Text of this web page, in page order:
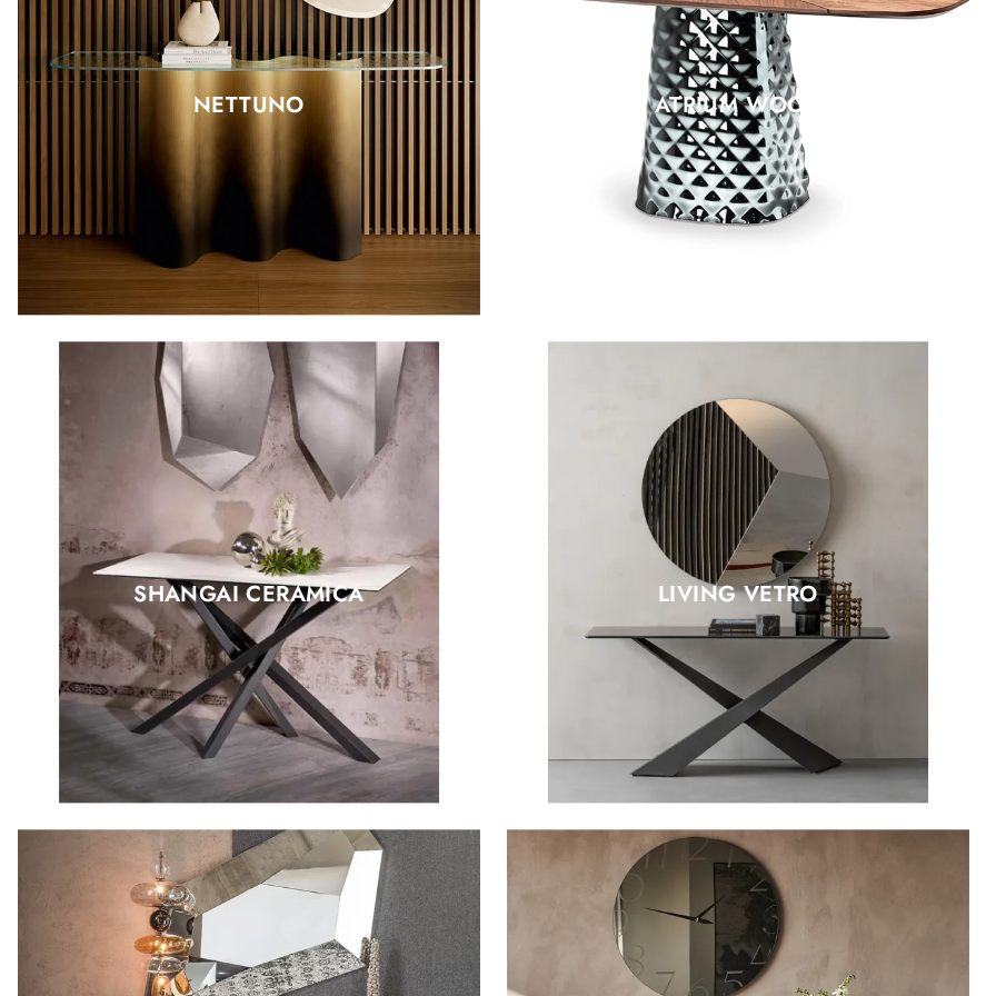
NETTUNO ATRIUM WOOD
SHANGAI CERAMICA LIVING VETRO